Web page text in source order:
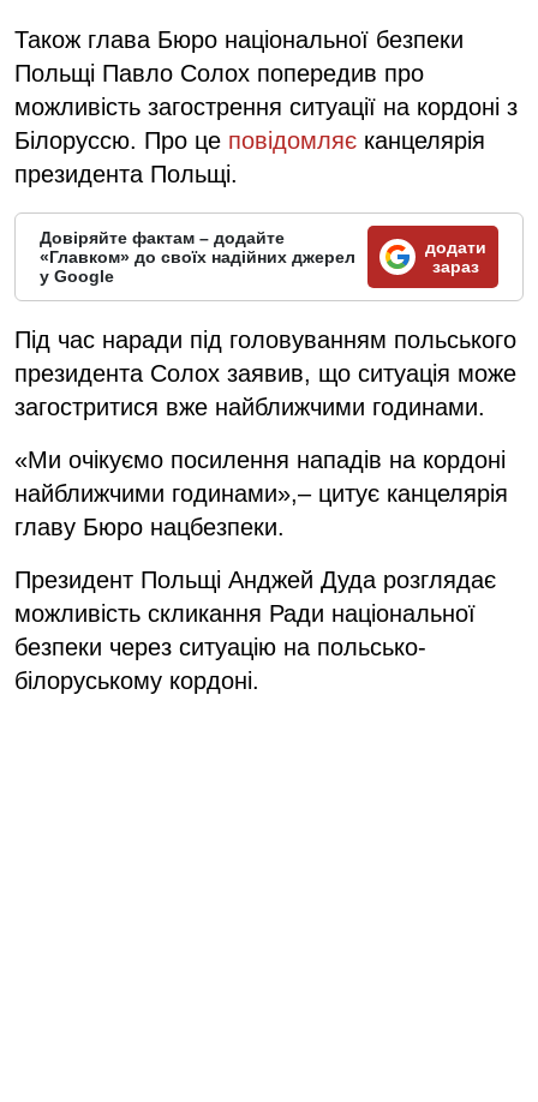
Також глава Бюро національної безпеки
Польщі Павло Солох попередив про
можливість загострення ситуації на кордоні з
Білоруссю. Про це повідомляє канцелярія
президента Польщі.
Довіряйте фактам – додайте
«Главком» до своїх надійних джерел
у Google
додати
зараз
Під час наради під головуванням польського
президента Солох заявив, що ситуація може
загостритися вже найближчими годинами.
«Ми очікуємо посилення нападів на кордоні
найближчими годинами»,– цитує канцелярія
главу Бюро нацбезпеки.
Президент Польщі Анджей Дуда розглядає
можливість скликання Ради національної
безпеки через ситуацію на польсько-
білоруському кордоні.